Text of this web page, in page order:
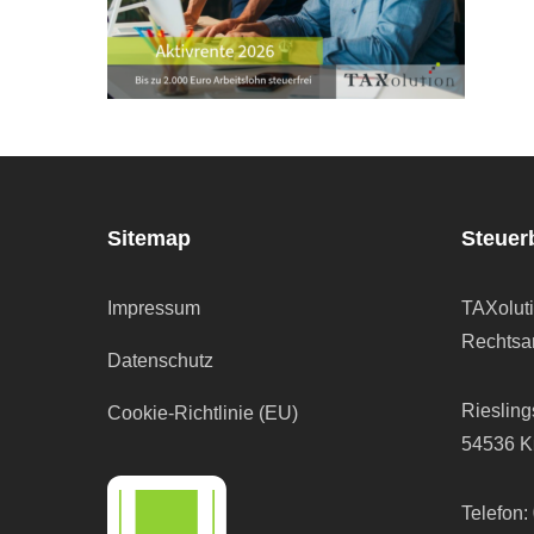
Sitemap
Impressum
Datenschutz
Cookie-Richtlinie (EU)
54536
Telefon: